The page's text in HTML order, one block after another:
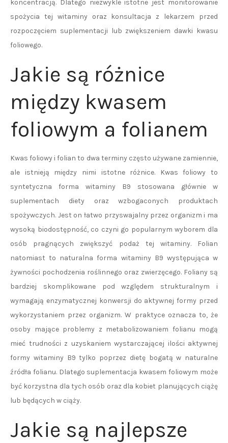
koncentracją. Dlatego niezwykle istotne jest monitorowanie
spożycia tej witaminy oraz konsultacja z lekarzem przed
rozpoczęciem suplementacji lub zwiększeniem dawki kwasu
foliowego.
Jakie są różnice
między kwasem
foliowym a folianem
Kwas foliowy i folian to dwa terminy często używane zamiennie,
ale istnieją między nimi istotne różnice. Kwas foliowy to
syntetyczna forma witaminy B9 stosowana głównie w
suplementach diety oraz wzbogaconych produktach
spożywczych. Jest on łatwo przyswajalny przez organizm i ma
wysoką biodostępność, co czyni go popularnym wyborem dla
osób pragnących zwiększyć podaż tej witaminy. Folian
natomiast to naturalna forma witaminy B9 występująca w
żywności pochodzenia roślinnego oraz zwierzęcego. Foliany są
bardziej skomplikowane pod względem strukturalnym i
wymagają enzymatycznej konwersji do aktywnej formy przed
wykorzystaniem przez organizm. W praktyce oznacza to, że
osoby mające problemy z metabolizowaniem folianu mogą
mieć trudności z uzyskaniem wystarczającej ilości aktywnej
formy witaminy B9 tylko poprzez dietę bogatą w naturalne
źródła folianu. Dlatego suplementacja kwasem foliowym może
być korzystna dla tych osób oraz dla kobiet planujących ciążę
lub będących w ciąży.
Jakie są najlepsze